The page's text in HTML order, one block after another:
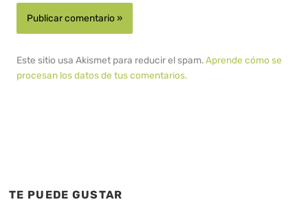
Este sitio usa Akismet para reducir el spam.Aprende cómo se
procesan los datos de tus comentarios.
TE PUEDE GUSTAR